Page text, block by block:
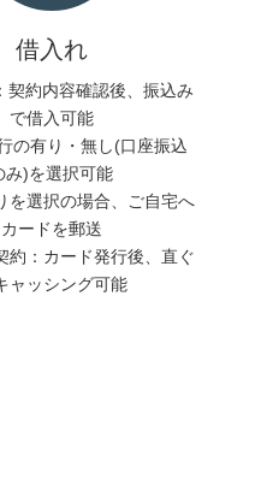
借入れ
契約内容確認後、振込み
で借入可能
の有り・無し(口座振込
み)を選択可能
を選択の場合、ご自宅へ
カードを郵送
：カード発行後、直ぐ
ャッシング可能